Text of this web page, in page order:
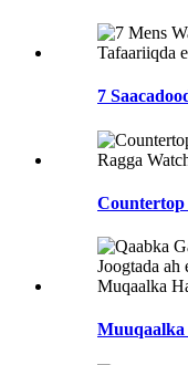
7
Countertop
Muuqaalka